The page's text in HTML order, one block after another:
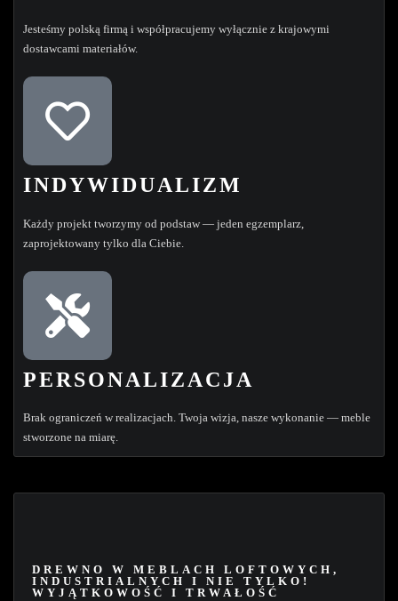
Jesteśmy polską firmą i współpracujemy wyłącznie z krajowymi
dostawcami materiałów.
INDYWIDUALIZM
Każdy projekt tworzymy od podstaw — jeden egzemplarz,
zaprojektowany tylko dla Ciebie.
PERSONALIZACJA
Brak ograniczeń w realizacjach. Twoja wizja, nasze wykonanie — meble
stworzone na miarę.
DREWNO W MEBLACH LOFTOWYCH,
INDUSTRIALNYCH I NIE TYLKO!
WYJĄTKOWOŚĆ I TRWAŁOŚĆ